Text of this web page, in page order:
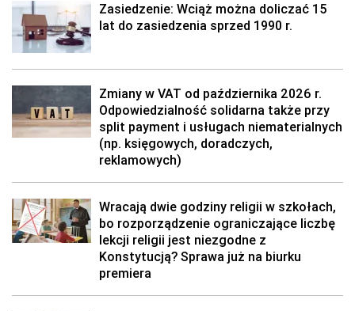
Zasiedzenie: Wciąż można doliczać 15
lat do zasiedzenia sprzed 1990 r.
Zmiany w VAT od października 2026 r.
Odpowiedzialność solidarna także przy
split payment i usługach niematerialnych
(np. księgowych, doradczych,
reklamowych)
Wracają dwie godziny religii w szkołach,
bo rozporządzenie ograniczające liczbę
lekcji religii jest niezgodne z
Konstytucją? Sprawa już na biurku
premiera